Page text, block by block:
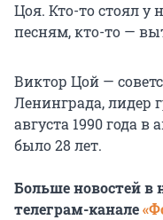
Цоя. Кто-то стоял у
песням, кто-то —
Виктор Цой —
Ленинграда, лидер
августа 1990 года в
было 28 лет.
Больше новостей
телеграм-канале